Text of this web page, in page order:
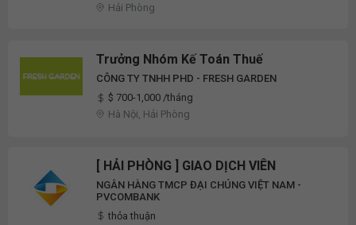
Hải Phòng
Trưởng Nhóm Kế Toán Thuế
CÔNG TY TNHH PHD - FRESH GARDEN
$ 700-1,000 /tháng
Hà Nội, Hải Phòng
[ HẢI PHÒNG ] GIAO DỊCH VIÊN
NGÂN HÀNG TMCP ĐẠI CHÚNG VIỆT NAM -
PVCOMBANK
thỏa thuận